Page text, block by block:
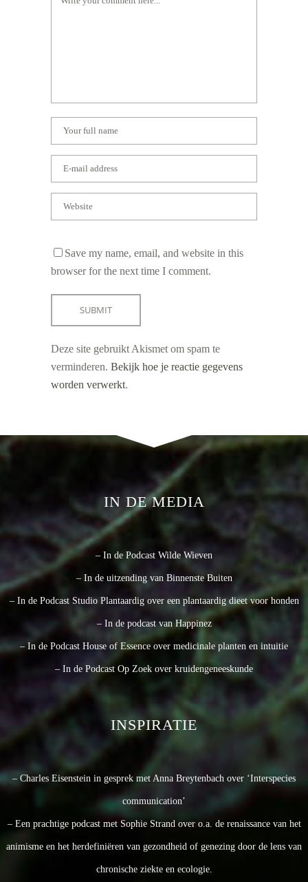
Save my name, email, and website in this
browser for the next time I comment.
Deze site gebruikt Akismet om spam te
verminderen. Bekijk hoe je reactie gegevens
worden verwerkt.
IN DE MEDIA
– In de Podcast Wilde Wieven
– In de uitzending van Binnenste Buiten
– In de Podcast Studio Plantaardig over een plantaardig dieet voor honden
– In de podcast van Happinez
– In de Podcast House of Essence over medicinale planten en intuitie
– In de Podcast Op Zoek over kruidengeneeskunde
INSPIRATIE
– Charles Eisenstein in gesprek met Anna Breytenbach over ‘Interspecies
communication’
– Een prachtige podcast met Sophie Strand over o.a. de renaissance van het
animisme en het herdefiniëren van gezondheid of genezing door de lens van
chronische ziekte en ecologie.